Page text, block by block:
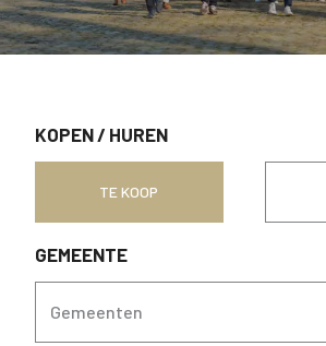
KOPEN/ HUREN
TE KOOP
GEMEENTE
Gemeenten